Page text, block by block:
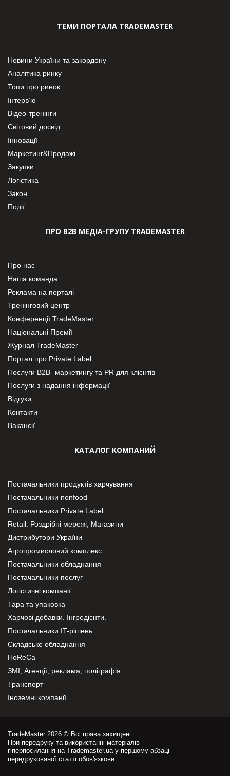
ТЕМИ ПОРТАЛА TRADEMASTER
Новини України та закордону
Аналітика ринку
Топи про ринок
Інтерв’ю
Відео-тренінги
Світовий досвід
Інновації
Маркетинг&Продажі
Закупки
Логістика
Закон
Події
ПРО В2В МЕДІА-ГРУПУ TRADEMASTER
Про нас
Наша команда
Реклама на порталі
Тренінговий центр
Конференції TradeMaster
Національні Премії
Журнал TradeMaster
Портал про Private Label
Послуги В2В- маркетингу та PR для клієнтів
Послуги з надання інформації
Відгуки
Контакти
Вакансії
КАТАЛОГ КОМПАНИЙ
Постачальники продуктів харчування
Постачальники nonfood
Постачальники Private Label
Retail. Роздрібні мережі, Магазини
Дистрибутори України
Агропромисловий комплекс
Постачальники обладнання
Постачальники послуг
Логістичні компанії
Тара та упаковка
Харчові добавки. Інгредієнти.
Постачальники IT-рішень
Складське обладнання
HoReCa
ЗМІ, Агенції, реклама, поліграфія
Транспорт
Іноземні компанії
TradeMaster 2026 © Всі права захищені.
При передруку та використанні матеріалів
гіперпосилання на Trademaster.ua у першому абзаці
передрукованої статті обов'язкове.